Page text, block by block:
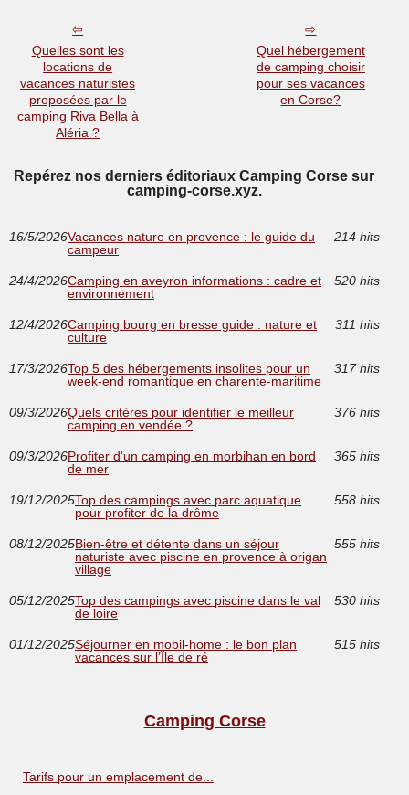
Quelles sont les
locations de
vacances naturistes
proposées par le
camping Riva Bella à
Aléria ?
Quel hébergement
de camping choisir
pour ses vacances
en Corse?
Repérez nos derniers éditoriaux Camping Corse sur
camping-corse.xyz.
16/5/2026Vacances nature en provence : le guide du
campeur
214 hits
24/4/2026Camping en aveyron informations : cadre et
environnement
520 hits
12/4/2026Camping bourg en bresse guide : nature et
culture
311 hits
17/3/2026Top 5 des hébergements insolites pour un
week-end romantique en charente-maritime
317 hits
09/3/2026Quels critères pour identifier le meilleur
camping en vendée ?
376 hits
09/3/2026Profiter d'un camping en morbihan en bord
de mer
365 hits
19/12/2025Top des campings avec parc aquatique
pour profiter de la drôme
558 hits
08/12/2025Bien-être et détente dans un séjour
naturiste avec piscine en provence à origan
village
555 hits
05/12/2025Top des campings avec piscine dans le val
de loire
530 hits
01/12/2025Séjourner en mobil-home : le bon plan
vacances sur l’Île de ré
515 hits
Camping Corse
Tarifs pour un emplacement de...